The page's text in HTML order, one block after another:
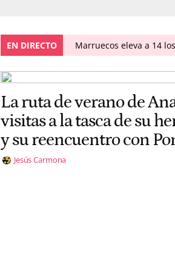
EN DIRECTO Marruecos eleva a 14
La ruta de verano de
visitas a la tasca de su
y su reencuentro con
Jesús Carmona